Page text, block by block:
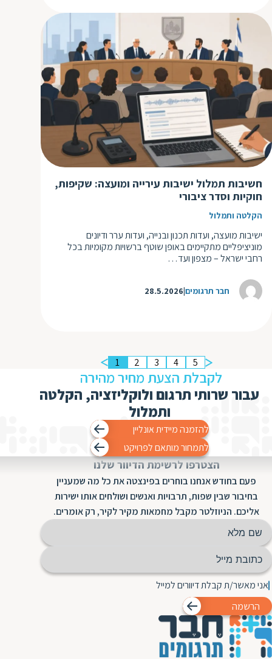
חשיבות תמלול ישיבות עירייה ומועצה: שקיפות,
חוקיות וסדר ציבורי
הקלטה ותמלול
ישיבות מועצה, ועדות תכנון ובנייה, ועדות ערר ודיונים
מוניציפליים מתקיימים באופן שוטף ברשויות מקומיות בכל
רחבי ישראל – מצפון ועד…
חבר תרגומים28.5.2026
1 2 3 4 5
לקבלת הצעת מחיר מהירה
עבור שרותי תרגום ולוקליזציה, הקלטה
ותמלול
להזמנה מיידית אונליין
לתמחור מותאם לפרויקט
הצטרפו לרשימת הדיוור שלנו
פעם בחודש אנחנו בוחרים בפינצטה את כל מה שמעניין
בחיבור שבין שפות, תרבויות ואנשים ושולחים אותו ישירות
אליכם. הניוזלטר מקבל מחמאות מקיר לקיר, רק אומרים.
אני מאשר/ת קבלת דיוורים למייל
הרשמה